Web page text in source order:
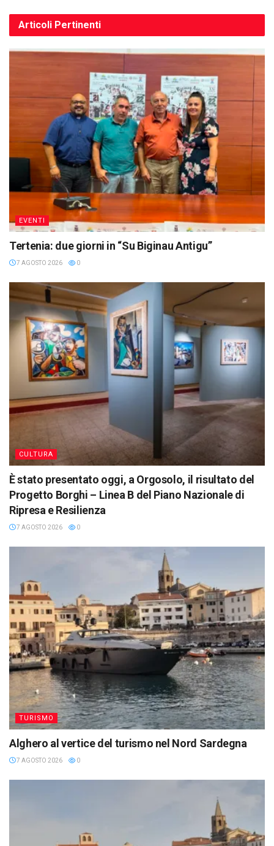
Articoli Pertinenti
EVENTI
Tertenia: due giorni in “Su Biginau Antigu”
7 AGOSTO 2026 0
CULTURA
È stato presentato oggi, a Orgosolo, il risultato del
Progetto Borghi – Linea B del Piano Nazionale di
Ripresa e Resilienza
7 AGOSTO 2026 0
TURISMO
Alghero al vertice del turismo nel Nord Sardegna
7 AGOSTO 2026 0